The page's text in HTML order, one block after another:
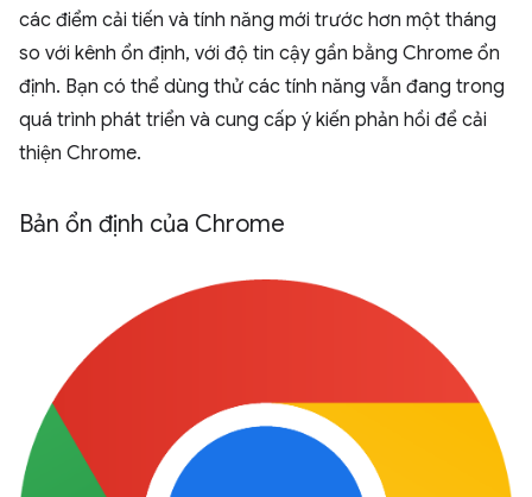
các điểm cải tiến và tính năng mới trước hơn một tháng
so với kênh ổn định, với độ tin cậy gần bằng Chrome ổn
định. Bạn có thể dùng thử các tính năng vẫn đang trong
quá trình phát triển và cung cấp ý kiến phản hồi để cải
thiện Chrome.
Bản ổn định của Chrome